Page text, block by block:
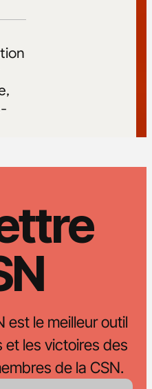
est le meilleur outil
et les victoires des
de la CSN.